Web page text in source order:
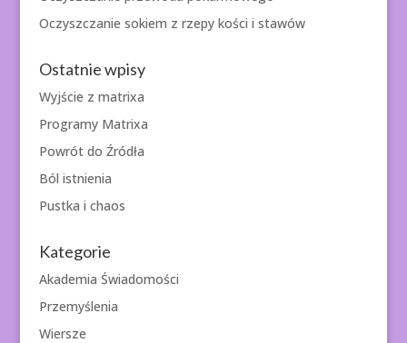
Oczyszczanie sokiem z rzepy kości i stawów
Ostatnie wpisy
Wyjście z matrixa
Programy Matrixa
Powrót do Źródła
Ból istnienia
Pustka i chaos
Kategorie
Akademia Świadomości
Przemyślenia
Wiersze